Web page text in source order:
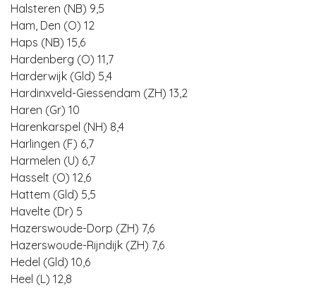
Halsteren (NB) 9,5
Ham, Den (O) 12
Haps (NB) 15,6
Hardenberg (O) 11,7
Harderwijk (Gld) 5,4
Hardinxveld-Giessendam (ZH) 13,2
Haren (Gr) 10
Harenkarspel (NH) 8,4
Harlingen (F) 6,7
Harmelen (U) 6,7
Hasselt (O) 12,6
Hattem (Gld) 5,5
Havelte (Dr) 5
Hazerswoude-Dorp (ZH) 7,6
Hazerswoude-Rijndijk (ZH) 7,6
Hedel (Gld) 10,6
Heel (L) 12,8